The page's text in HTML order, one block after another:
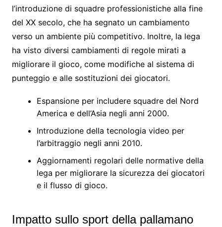
l’introduzione di squadre professionistiche alla fine
del XX secolo, che ha segnato un cambiamento
verso un ambiente più competitivo. Inoltre, la lega
ha visto diversi cambiamenti di regole mirati a
migliorare il gioco, come modifiche al sistema di
punteggio e alle sostituzioni dei giocatori.
Espansione per includere squadre del Nord
America e dell’Asia negli anni 2000.
Introduzione della tecnologia video per
l’arbitraggio negli anni 2010.
Aggiornamenti regolari delle normative della
lega per migliorare la sicurezza dei giocatori
e il flusso di gioco.
Impatto sullo sport della pallamano